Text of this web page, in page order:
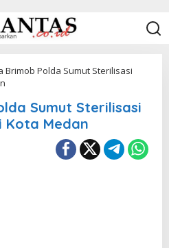
Brimob Polda Sumut Sterilisasi
Sumut Sterilisasi
Kota Medan